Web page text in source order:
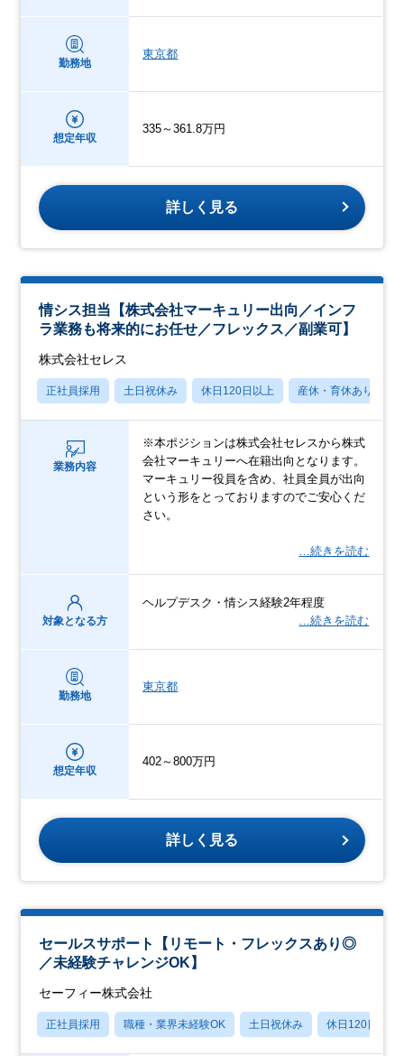
勤務地
東京都
想定年収
335～361.8万円
詳しく見る
情シス担当【株式会社マーキュリー出向／インフ
ラ業務も将来的にお任せ／フレックス／副業可】
株式会社セレス
正社員採用 土日祝休み 休日120日以上 産休・育休あり
業務内容
※本ポジションは株式会社セレスから株式
会社マーキュリーへ在籍出向となります。
マーキュリー役員を含め、社員全員が出向
という形をとっておりますのでご安心くだ
さい。
…続きを読む
対象となる方
ヘルプデスク・情シス経験2年程度
…続きを読む
勤務地
東京都
想定年収
402～800万円
詳しく見る
セールスサポート【リモート・フレックスあり◎
／未経験チャレンジOK】
セーフィー株式会社
正社員採用 職種・業界未経験OK 土日祝休み 休日120日以上